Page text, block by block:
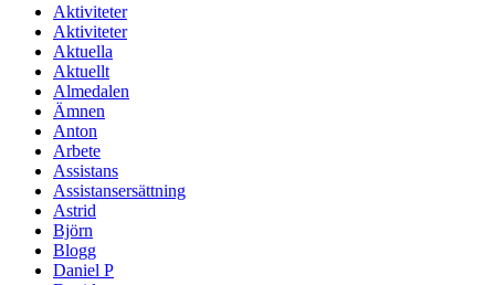
Aktiviteter
Aktiviteter
Aktuella
Aktuellt
Almedalen
Ämnen
Anton
Arbete
Assistans
Assistansersättning
Astrid
Björn
Blogg
Daniel P